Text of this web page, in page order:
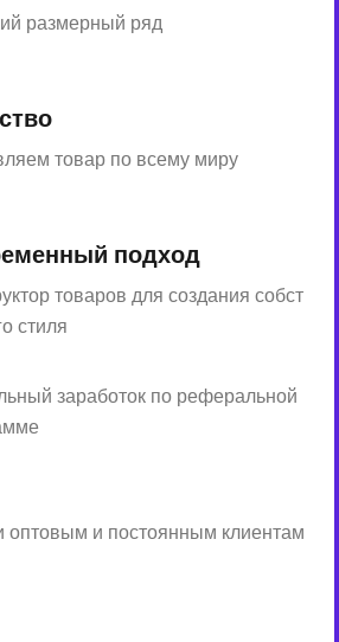
размерный ряд
товар по всему миру
подход
товаров для создания собст
стиля
заработок по реферальной
оптовым и постоянным клиентам